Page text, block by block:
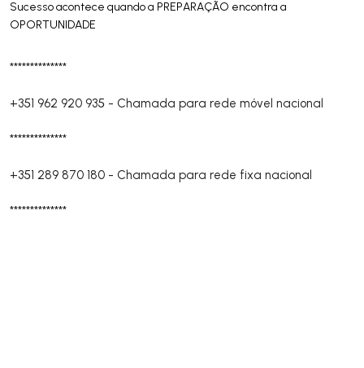
Sucesso acontece quando a PREPARAÇÃO encontra a
OPORTUNIDADE
**************
+351 962 920 935 - Chamada para rede móvel nacional
**************
+351 289 870 180 - Chamada para rede fixa nacional
**************